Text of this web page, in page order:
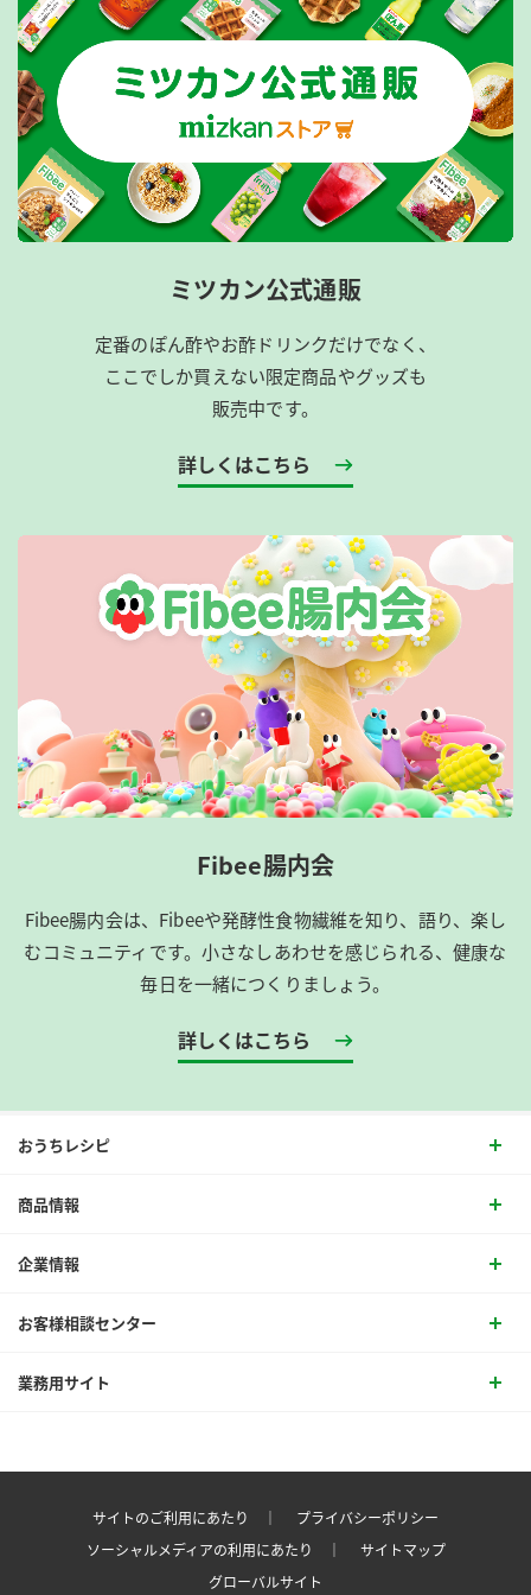
ミツカン公式通販
定番のぽん酢やお酢ドリンクだけでなく、
ここでしか買えない限定商品やグッズも
販売中です。
詳しくはこちら
Fibee腸内会
Fibee腸内会は、​Fibeeや発酵性食物繊維を知り、語り、楽し
むコミュニティです。​小さなしあわせを感じられる、健康な
毎日を一緒につくりましょう。
詳しくはこちら
おうちレシピ
商品情報
企業情報
お客様相談センター
業務用サイト
サイトのご利用にあたり ｜
プライバシーポリシー
ソーシャルメディアの利用にあたり ｜
サイトマップ
グローバルサイト